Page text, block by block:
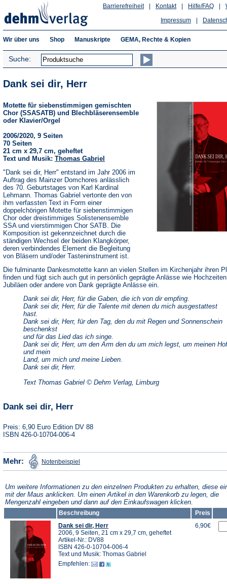
Hilfe/FAQ
Kontakt
Barrierefreiheit
Impressum
Wir über uns Shop Manuskripte GEMA, Rechte & Kopien
Suche:
Dank sei dir, Herr
Motette für siebenstimmigen gemischten
Chor (SSASATB) und Blechbläserensemble
oder Klavier/Orgel
2006/2020, 9 Seiten
70 Seiten
21 cm x 29,7 cm, geheftet
Text und Musik: Thomas Gabriel
"Dank sei dir, Herr" entstand im Jahr 2006 im
Auftrag des Mainzer Domchores anlässlich
des 70. Geburtstages von Karl Kardinal
Lehmann. Thomas Gabriel vertonte den von
ihm verfassten Text in Form einer
doppelchörigen Motette für siebenstimmigen
Chor oder dreistimmiges Solistenensemble
SSA und vierstimmigen Chor SATB. Die
Komposition ist gekennzeichnet durch die
ständigen Wechsel der beiden Klangkörper,
deren verbindendes Element die Begleitung
von Bläsern und/oder Tasteninstrument ist.
Die fulminante Dankesmotette kann an vielen Stellen im Kirchenjahr ihren
finden und fügt sich auch gut in persönlich geprägte Anlässe wie
Jubiläen oder andere von Dank geprägte Anlässe ein.
Dank sei dir, Herr, für die Gaben, die ich von dir empfing.
Dank sei dir, Herr, für die Talente mit denen du mich ausgestattest
hast.
Dank sei dir, Herr, für den Tag, den du mit Regen und Sonnenschein
beschenkst
und für das Lied das ich singe.
Dank sei dir, Herr, um den Arm den du um mich legst, um meinen Hof
und mein
Land, um mich und meine Lieben.
Dank sei dir, Herr.
Text Thomas Gabriel © Dehm Verlag, Limburg
Dank sei dir, Herr
Preis: 6,90 Euro Edition DV 88
ISBN 426-0-10704-006-4
Mehr: Notenbeispiel in
einem
Tab)
Um weitere Informationen zu den einzelnen Produkten zu erhalten, diese
mit der Maus anklicken. Um einen Artikel in den Warenkorb zu legen, die
Mengenzahl eingeben und dann auf den Einkaufswagen klicken.
Beschreibung
Preis
Dank sei dir, Herr
2006, 9 Seiten, 21 cm x 29,7 cm, geheftet
Artikel-Nr.: DV88
ISBN 426-0-10704-006-4
Text und Musik: Thomas Gabriel
Empfehlen:
6,90€